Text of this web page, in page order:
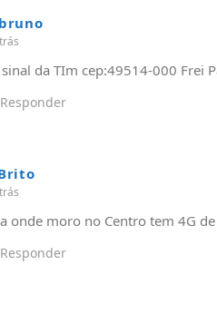
da TIm cep:49514-000 Frei
Responder
onde moro no Centro tem 4G
Responder